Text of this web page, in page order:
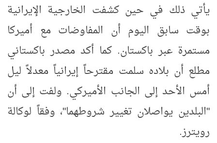
يأتي ذلك في حين كشفت الخارجية الإيرانية
بوقت سابق اليوم أن المفاوضات مع أميركا
مستمرة عبر باكستان. كما أكد مصدر باكستاني
مطلع أن بلاده سلمت مقترحاً إيرانياً معدلاً ليل
أمس الأحد إلى الجانب الأميركي. ولفت إلى أن
"البلدين يواصلان تغيير شروطهما"، وفقاً لوكالة
رويترز.